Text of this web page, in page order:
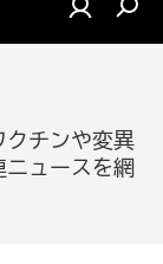
チンや変異
ュースを網